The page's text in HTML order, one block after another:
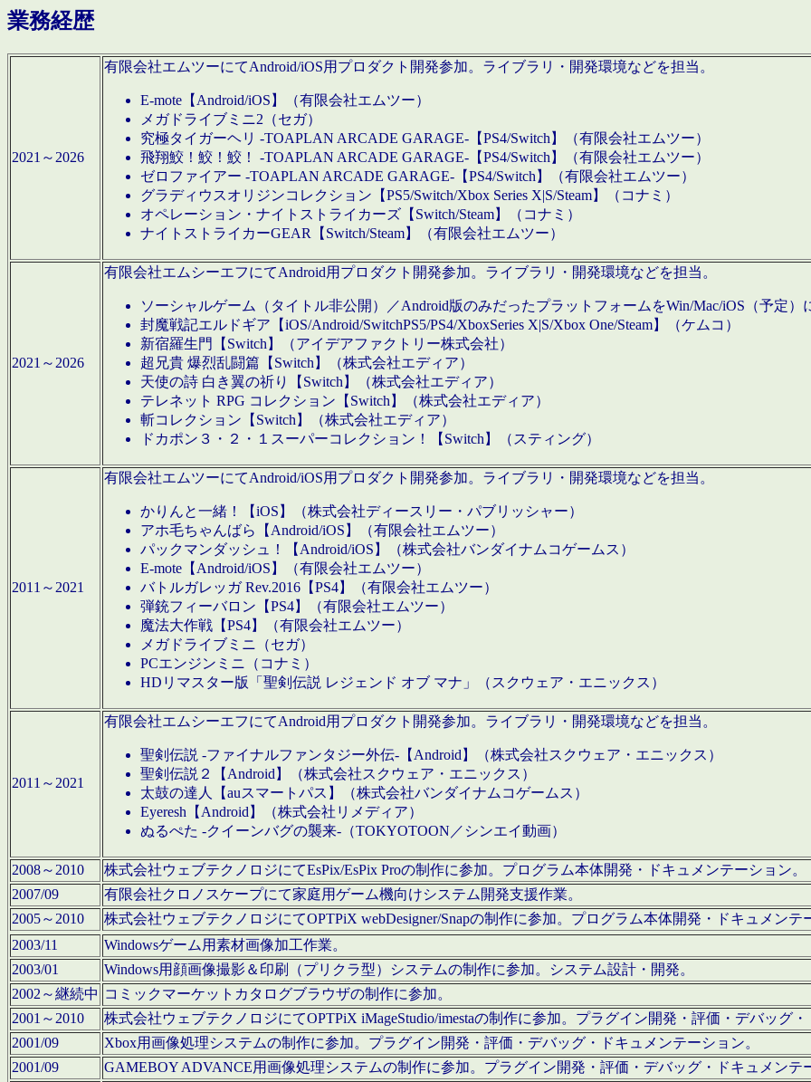
業務経歴
2021～2026
有限会社エムツーにてAndroid/iOS用プロダクト開発参加。ライブラリ・開発環境などを担当。
E-mote【Android/iOS】（有限会社エムツー）
メガドライブミニ2（セガ）
究極タイガーヘリ -TOAPLAN ARCADE GARAGE-【PS4/Switch】（有限会社エムツー）
飛翔鮫！鮫！鮫！ -TOAPLAN ARCADE GARAGE-【PS4/Switch】（有限会社エムツー）
ゼロファイアー -TOAPLAN ARCADE GARAGE-【PS4/Switch】（有限会社エムツー）
グラディウスオリジンコレクション【PS5/Switch/Xbox Series X|S/Steam】（コナミ）
オペレーション・ナイトストライカーズ【Switch/Steam】（コナミ）
ナイトストライカーGEAR【Switch/Steam】（有限会社エムツー）
2021～2026
有限会社エムシーエフにてAndroid用プロダクト開発参加。ライブラリ・開発環境などを担当。
ソーシャルゲーム（タイトル非公開）／Android版のみだったプラットフォームをWin/Mac/iOS（予定）
封魔戦記エルドギア【iOS/Android/SwitchPS5/PS4/XboxSeries X|S/Xbox One/Steam】（ケムコ）
新宿羅生門【Switch】（アイデアファクトリー株式会社）
超兄貴 爆烈乱闘篇【Switch】（株式会社エディア）
天使の詩 白き翼の祈り【Switch】（株式会社エディア）
テレネット RPG コレクション【Switch】（株式会社エディア）
斬コレクション【Switch】（株式会社エディア）
ドカポン３・２・１スーパーコレクション！【Switch】（スティング）
2011～2021
有限会社エムツーにてAndroid/iOS用プロダクト開発参加。ライブラリ・開発環境などを担当。
かりんと一緒！【iOS】（株式会社ディースリー・パブリッシャー）
アホ毛ちゃんばら【Android/iOS】（有限会社エムツー）
パックマンダッシュ！【Android/iOS】（株式会社バンダイナムコゲームス）
E-mote【Android/iOS】（有限会社エムツー）
バトルガレッガ Rev.2016【PS4】（有限会社エムツー）
弾銃フィーバロン【PS4】（有限会社エムツー）
魔法大作戦【PS4】（有限会社エムツー）
メガドライブミニ（セガ）
PCエンジンミニ（コナミ）
HDリマスター版「聖剣伝説 レジェンド オブ マナ」（スクウェア・エニックス）
2011～2021
有限会社エムシーエフにてAndroid用プロダクト開発参加。ライブラリ・開発環境などを担当。
聖剣伝説 -ファイナルファンタジー外伝-【Android】（株式会社スクウェア・エニックス）
聖剣伝説２【Android】（株式会社スクウェア・エニックス）
太鼓の達人【auスマートパス】（株式会社バンダイナムコゲームス）
Eyeresh【Android】（株式会社リメディア）
ぬるぺた -クイーンバグの襲来-（TOKYOTOON／シンエイ動画）
2008～2010
株式会社ウェブテクノロジにてEsPix/EsPix Proの制作に参加。プログラム本体開発・ドキュメンテーション。
2007/09
有限会社クロノスケープにて家庭用ゲーム機向けシステム開発支援作業。
2005～2010
株式会社ウェブテクノロジにてOPTPiX webDesigner/Snapの制作に参加。プログラム本体開発・ドキュメンテ
2003/11
Windowsゲーム用素材画像加工作業。
2003/01
Windows用顔画像撮影＆印刷（プリクラ型）システムの制作に参加。システム設計・開発。
2002～継続中 コミックマーケットカタログブラウザの制作に参加。
2001～2010
株式会社ウェブテクノロジにてOPTPiX iMageStudio/imestaの制作に参加。プラグイン開発・評価・デバッグ
2001/09
Xbox用画像処理システムの制作に参加。プラグイン開発・評価・デバッグ・ドキュメンテーション。
2001/09
GAMEBOY ADVANCE用画像処理システムの制作に参加。プラグイン開発・評価・デバッグ・ドキュメンテ